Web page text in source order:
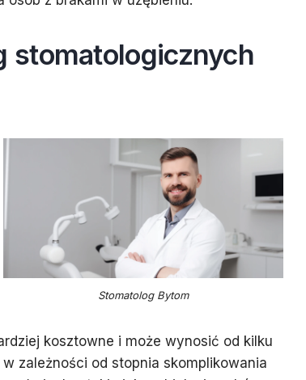
stomatologicznych
Stomatolog Bytom
kosztowne i może wynosić od kilku
zależności od stopnia skomplikowania